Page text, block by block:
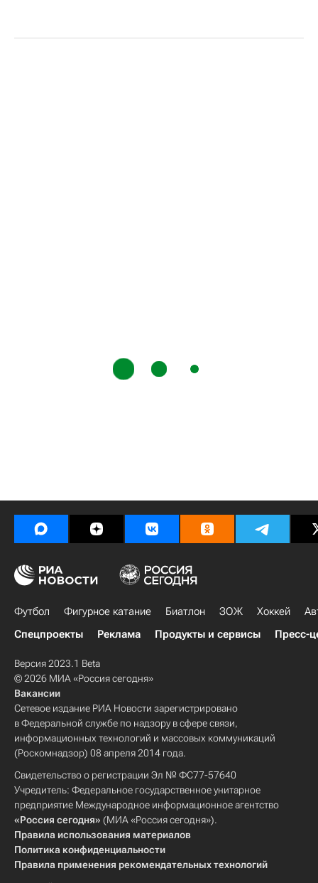
Футбол Фигурное катание Биатлон ЗОЖ Хоккей
Спецпроекты
Реклама Продукты и сервисы Пресс-
Версия 2023.1 Beta
© 2026 МИА «Россия сегодня»
Вакансии
Сетевое издание РИА Новости зарегистрировано
в Федеральной службе по надзору в сфере связи,
информационных технологий и массовых коммуникаций
(Роскомнадзор) 08 апреля 2014 года.
Свидетельство о регистрации Эл № ФС77-57640
Учредитель: Федеральное государственное унитарное
предприятие Международное информационное агентство
«Россия сегодня» (МИА «Россия сегодня»).
Правила использования материалов
Политика конфиденциальности
Правила применения рекомендательных технологий